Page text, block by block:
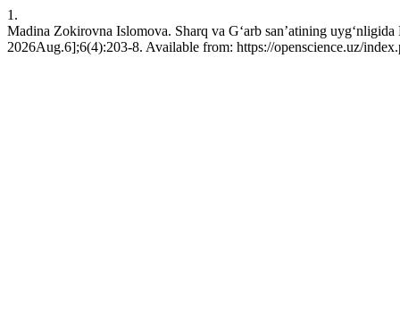
1.
Madina Zokirovna Islomova. Sharq va G‘arb san’atining
2026Aug.6];6(4):203-8. Available from: https://openscience.uz/